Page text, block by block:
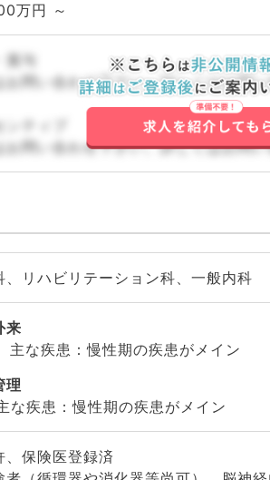
万円 ～
与
お問い合わせ下さい。詳しくはお問い
ンティブ
お問い合わせ下さい。詳しくはお問い
、リハビリテーション科、一般内科
来
な疾患：慢性期の疾患がメイン
理
疾患：慢性期の疾患がメイン
、保険医登録済